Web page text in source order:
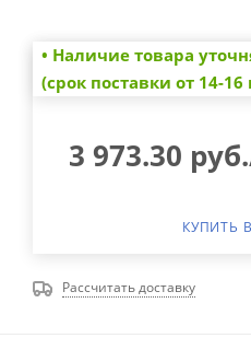
• Наличие товара
(срок поставки от 14-16
3 973.30 руб.
КУПИТЬ
Рассчитать доставку